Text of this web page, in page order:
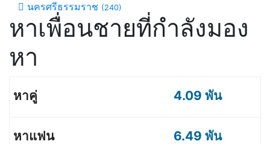
นครศรีธรรมราช (240)
หาเพื่อนชายที่กำลังมอง
หา
4.09 พัน
6.49 พัน